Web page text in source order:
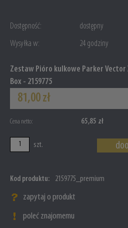
Dostępność:
dostępny
Wysyłka w:
24 godziny
Zestaw Pióro kulkowe Parker Vector
Box - 2159775
81,00 zł
Cena netto: 65,85 zł
szt.
Kod produktu: 2159775_premium
zapytaj o produkt
poleć znajomemu